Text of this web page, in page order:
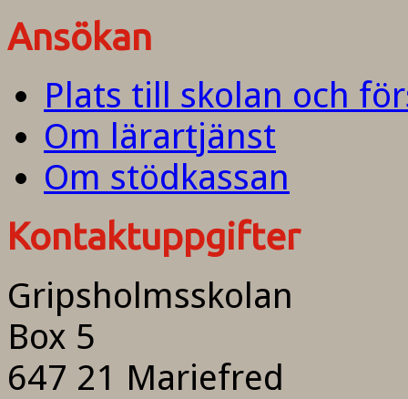
Ansökan
Plats till skolan och
Om lärartjänst
Om stödkassan
Kontaktuppgifter
Gripsholmsskolan
Box 5
647 21 Mariefred